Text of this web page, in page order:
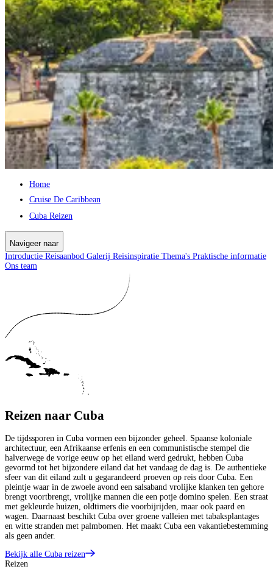
Home
Cruise De Caribbean
Cuba Reizen
Navigeer naar
Introductie Reisaanbod Galerij Reisinspiratie Thema's Praktische informatie
Ons team
Reizen naar Cuba
De tijdssporen in Cuba vormen een bijzonder geheel. Spaanse koloniale
architectuur, een Afrikaanse erfenis en een communistische stempel die
halverwege de vorige eeuw op het eiland werd gedrukt, hebben Cuba
gevormd tot het bijzondere eiland dat het vandaag de dag is. De authentieke
sfeer van dit eiland zult u gegarandeerd proeven op reis door Cuba. Een
pleintje waar in de zwoele avond een salsaband vrolijke klanken ten gehore
brengt voortbrengt, vrolijke mannen die een potje domino spelen. Een straat
met gekleurde huizen, oldtimers die voorbijrijden, maar ook paard en
wagen. Daarnaast beschikt Cuba over groene valleien met tabaksplantages
en witte stranden met palmbomen. Het maakt Cuba een vakantiebestemming
als geen ander.
Bekijk alle Cuba reizen
Reizen